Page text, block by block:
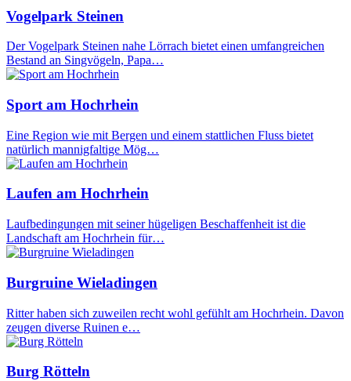
Vogelpark Steinen
Der Vogelpark Steinen nahe Lörrach bietet einen umfangreichen
Bestand an Singvögeln, Papa…
Sport am Hochrhein
Eine Region wie mit Bergen und einem stattlichen Fluss bietet
natürlich mannigfaltige Mög…
Laufen am Hochrhein
Laufbedingungen mit seiner hügeligen Beschaffenheit ist die
Landschaft am Hochrhein für…
Burgruine Wieladingen
Ritter haben sich zuweilen recht wohl gefühlt am Hochrhein. Davon
zeugen diverse Ruinen e…
Burg Rötteln